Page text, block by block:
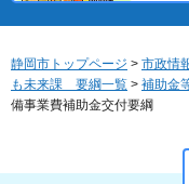
静岡市トップページ > 市政情
も未来課 要綱一覧 > 補助金
備事業費補助金交付要綱